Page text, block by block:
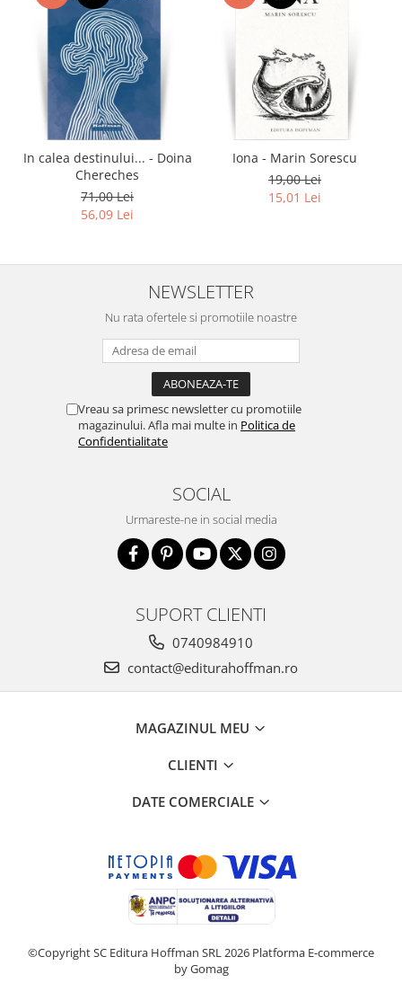
In calea destinului... - Doina
Chereches
71,00 Lei
56,09 Lei
Iona - Marin Sorescu
19,00 Lei
15,01 Lei
NEWSLETTER
Nu rata ofertele si promotiile noastre
Vreau sa primesc newsletter cu promotiile
magazinului. Afla mai multe in Politica de
Confidentialitate
SOCIAL
Urmareste-ne in social media
SUPORT CLIENTI
0740984910
contact@editurahoffman.ro
MAGAZINUL MEU
CLIENTI
DATE COMERCIALE
©Copyright SC Editura Hoffman SRL 2026 Platforma E-commerce
by Gomag